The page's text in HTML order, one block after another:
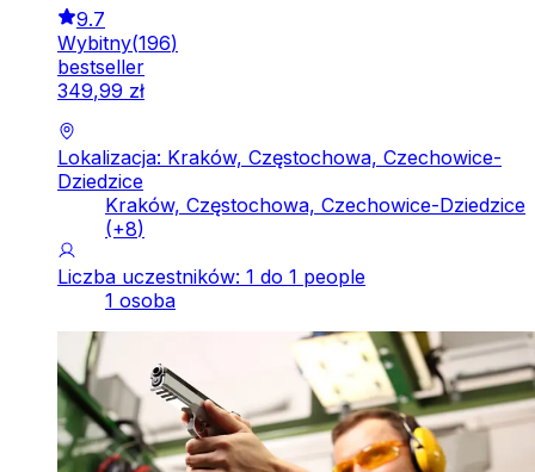
9.7
Wybitny(196)
bestseller
349,99 zł
Lokalizacja: Kraków, Częstochowa, Czechowice-
Dziedzice
Kraków, Częstochowa, Czechowice-Dziedzice
(+8)
Liczba uczestników: 1 do 1 people
1 osoba